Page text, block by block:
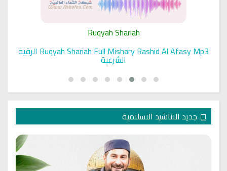
Ruqyah Shariah
Ruqyah Shariah Full Mishary Rashid Al Afasy Mp3 الرقية
الشرعية
جديد الاناشيد الاسلامية